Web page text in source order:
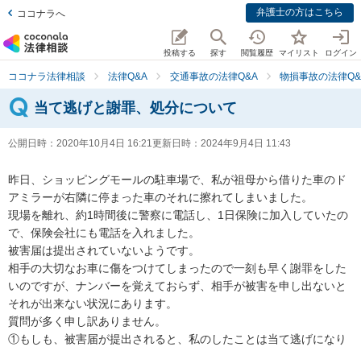
ココナラへ 弁護士の方はこちら
投稿する 探す 閲覧履歴 マイリスト ログイン
ココナラ法律相談 法律Q&A 交通事故の法律Q&A 物損事故の法律
当て逃げと謝罪、処分について
公開日時： 2020年10月4日 16:21更新日時： 2024年9月4日 11:43
昨日、ショッピングモールの駐車場で、私が祖母から借りた車のド
アミラーが右隣に停まった車のそれに擦れてしまいました。
現場を離れ、約1時間後に警察に電話し、1日保険に加入していたの
で、保険会社にも電話を入れました。
被害届は提出されていないようです。
相手の大切なお車に傷をつけてしまったので一刻も早く謝罪をした
いのですが、ナンバーを覚えておらず、相手が被害を申し出ないと
それが出来ない状況にあります。
質問が多く申し訳ありません。
①もしも、被害届が提出されると、私のしたことは当て逃げになり